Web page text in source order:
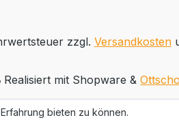
zzgl. Versandkosten
Realisiert mit Shopware &
bieten zu können.